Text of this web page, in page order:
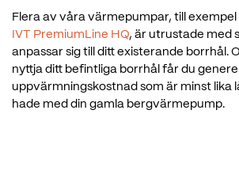
Flera av våra värmepumpar, till exempel
IVT PremiumLine HQ, är utrustade med
anpassar sig till ditt existerande borrhål.
nyttja ditt befintliga borrhål får du
uppvärmningskostnad som är minst lika
hade med din gamla bergvärmepump.